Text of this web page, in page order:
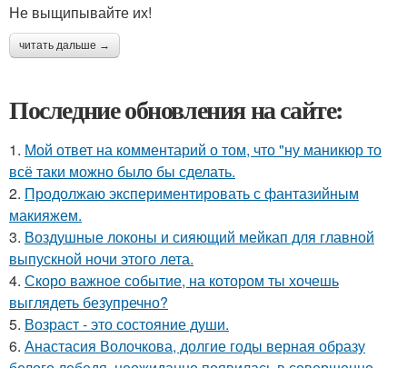
Не выщипывайте их!
читать дальше →
Последние обновления на сайте:
1. Мой ответ на комментарий о том, что "ну маникюр то
всё таки можно было бы сделать.
2. Продолжаю экспериментировать с фантазийным
макияжем.
3. Воздушные локоны и сияющий мейкап для главной
выпускной ночи этого лета.
4. Скоро важное событие, на котором ты хочешь
выглядеть безупречно?
5. Возраст - это состояние души.
6. Анастасия Волочкова, долгие годы верная образу